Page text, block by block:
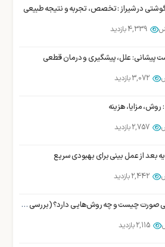
در شیراز : تخصص، تجربه و نتیجه طبیعی
4,339 بازدید
پیشانی: علل، پیشگیری و درمان قطعی
3,072 بازدید
مزایا، هزینه
2,757 بازدید
بعد از عمل بینی برای بهبودی سریع
2,442 بازدید
جراحی زیبایی صورت چیست و چه روش‌هایی دارد؟ (بررسی تخصصی)
2,115 بازدید